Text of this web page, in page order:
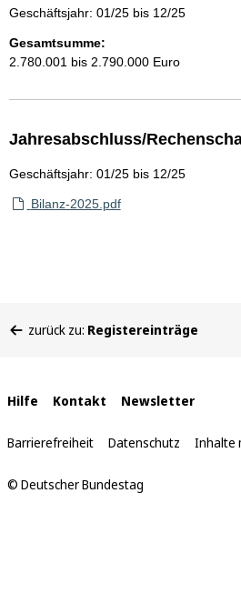
Geschäftsjahr: 01/25 bis 12/25
Gesamtsumme:
2.780.001 bis 2.790.000 Euro
Jahresabschluss/
Geschäftsjahr: 01/25 bis 12/25
Bilanz-2025.pdf
befinden
zurück zu: Registereinträge
Interne
Links
Hilfe Kontakt Newsletter
Barrierefreiheit Datenschutz Inhalte
© Deutscher Bundestag